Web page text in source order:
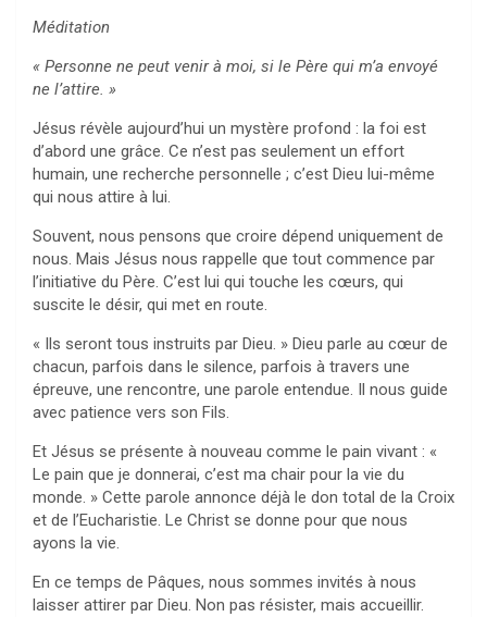
Méditation
« Personne ne peut venir à moi, si le Père qui m’a envoyé
ne l’attire. »
Jésus révèle aujourd’hui un mystère profond : la foi est
d’abord une grâce. Ce n’est pas seulement un effort
humain, une recherche personnelle ; c’est Dieu lui-même
qui nous attire à lui.
Souvent, nous pensons que croire dépend uniquement de
nous. Mais Jésus nous rappelle que tout commence par
l’initiative du Père. C’est lui qui touche les cœurs, qui
suscite le désir, qui met en route.
« Ils seront tous instruits par Dieu. » Dieu parle au cœur de
chacun, parfois dans le silence, parfois à travers une
épreuve, une rencontre, une parole entendue. Il nous guide
avec patience vers son Fils.
Et Jésus se présente à nouveau comme le pain vivant : «
Le pain que je donnerai, c’est ma chair pour la vie du
monde. » Cette parole annonce déjà le don total de la Croix
et de l’Eucharistie. Le Christ se donne pour que nous
ayons la vie.
En ce temps de Pâques, nous sommes invités à nous
laisser attirer par Dieu. Non pas résister, mais accueillir.